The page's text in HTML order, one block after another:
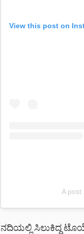
View this post on
A post
ನದಿಯಲ್ಲಿ ಸಿಲುಕಿದ್ದ